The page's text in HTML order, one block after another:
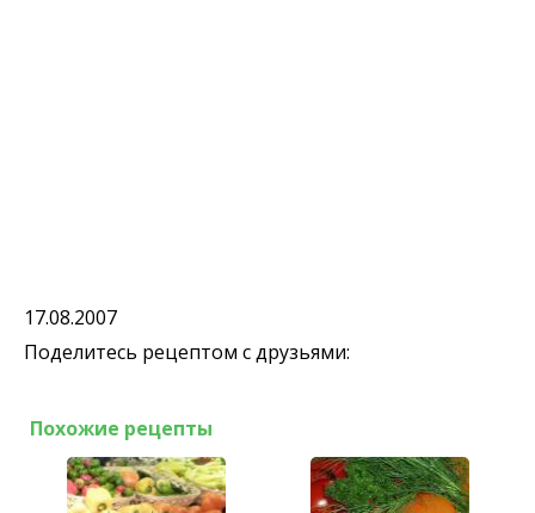
17.08.2007
Поделитесь рецептом с друзьями:
Похожие рецепты